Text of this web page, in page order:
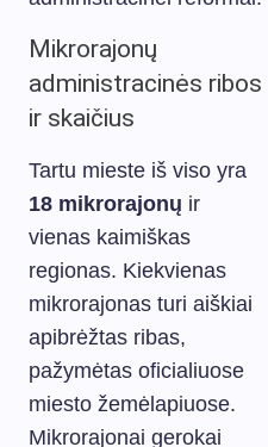
Mikrorajonų
administracinės ribos
ir skaičius
Tartu mieste iš viso yra
18 mikrorajonų ir
vienas kaimiškas
regionas. Kiekvienas
mikrorajonas turi aiškiai
apibrėžtas ribas,
pažymėtas oficialiuose
miesto žemėlapiuose.
Mikrorajonai gerokai